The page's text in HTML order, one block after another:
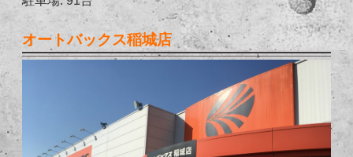
オートバックス稲城店